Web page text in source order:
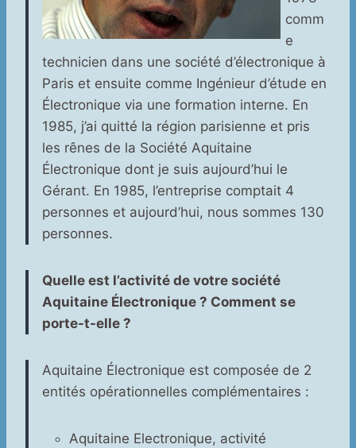
comm
e
technicien dans une société d’électronique à
Paris et ensuite comme Ingénieur d’étude en
Électronique via une formation interne. En
1985, j’ai quitté la région parisienne et pris
les rênes de la Société Aquitaine
Électronique dont je suis aujourd’hui le
Gérant. En 1985, l’entreprise comptait 4
personnes et aujourd’hui, nous sommes 130
personnes.
Quelle est l’activité de votre société
Aquitaine Électronique ? Comment se
porte-t-elle ?
Aquitaine Électronique est composée de 2
entités opérationnelles complémentaires :
Aquitaine Electronique, activité